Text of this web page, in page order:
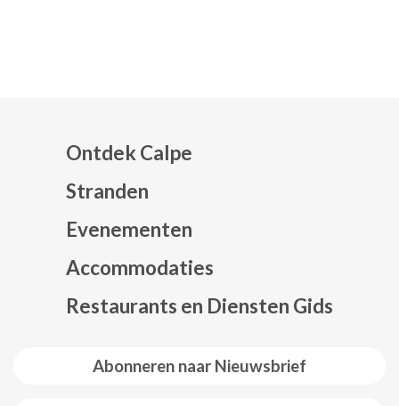
Abonneren naar Nieuwsbrief
Ontdek Calpe
Stranden
Evenementen
Accommodaties
Restaurants en Diensten Gids